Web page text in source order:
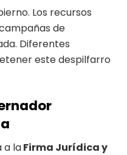
Los recursos
de
Diferentes
este despilfarro
a laFirma Jurídica y